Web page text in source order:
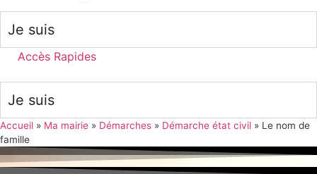
Je suis
Accès Rapides
Je suis
Accueil » Ma mairie » Démarches » Démarche état civil » Le nom de
famille